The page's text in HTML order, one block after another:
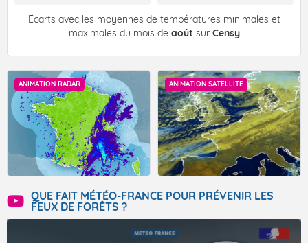
Écarts avec les moyennes de températures minimales et
maximales du mois de août sur Censy
ANIMATION RADAR ANIMATION SATELLITE
QUE FAIT MÉTÉO-FRANCE POUR PRÉVENIR LES
FEUX DE FORÊTS ?